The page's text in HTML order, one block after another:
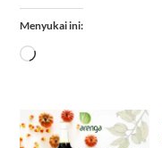
Menyukai ini:
Memuat...